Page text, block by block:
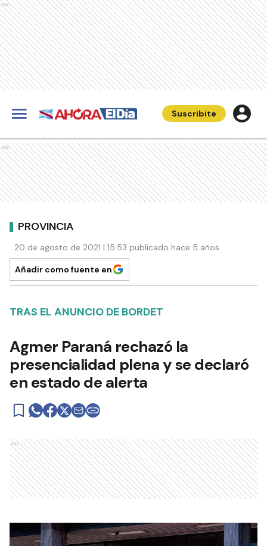
Ads
Suscribite
Ads
PROVINCIA
20 de agosto de 2021 | 15:53 publicado hace 5 años
Añadir como fuente en
TRAS EL ANUNCIO DE BORDET
Agmer Paraná rechazó la
presencialidad plena y se declaró
en estado de alerta
Ads